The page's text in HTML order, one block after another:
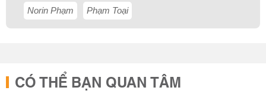
Norin Phạm Phạm Toại
CÓ THỂ BẠN QUAN TÂM